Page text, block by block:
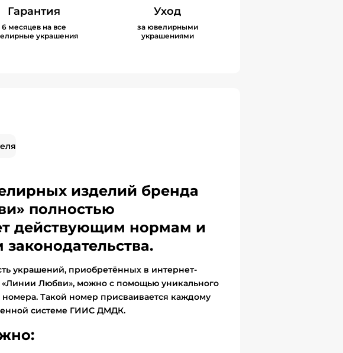
Гарантия
6 месяцев на все
украшения
Уход
за ювелирными
украшениями
изделий бренда
полностью
действующим нормам и
украшений, приобретённых в интернет-
«Линии Любви», можно с помощью уникального
Такой номер присваивается каждому
системе ГИИС ДМДК.